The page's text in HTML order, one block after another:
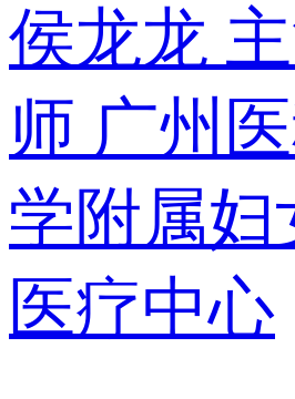
侯龙龙
师 广州
学附属妇
医疗中心